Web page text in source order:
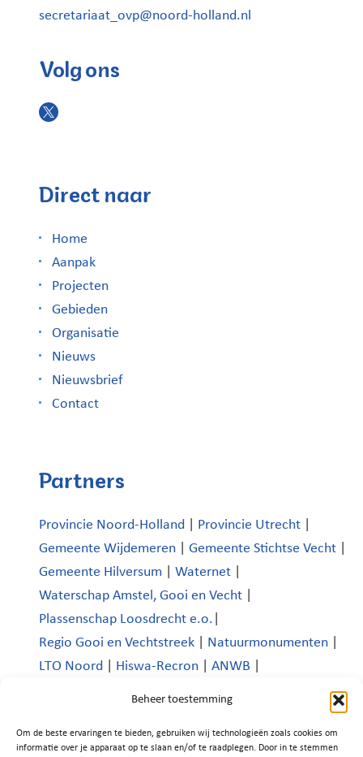
Beheer toestemming
Om de beste ervaringen te bieden, gebruiken wij technologieën zoals cookies om
informatie over je apparaat op te slaan en/of te raadplegen. Door in te stemmen
secretariaat_ovp@noord-holland.nl
Volg ons
Direct naar
Home
Aanpak
Projecten
Gebieden
Organisatie
Nieuws
Nieuwsbrief
Contact
Partners
Provincie Noord-Holland Provincie Utrecht
Gemeente Wijdemeren
Gemeente Stichtse Vecht
Gemeente Hilversum
Waternet
Waterschap Amstel, Gooi en Vecht
Plassenschap Loosdrecht e.o.
Regio Gooi en Vechtstreek
Natuurmonumenten
LTO Noord
Hiswa-Recron ANWB
Platform Recreatie en Toerisme Wijdemeren|